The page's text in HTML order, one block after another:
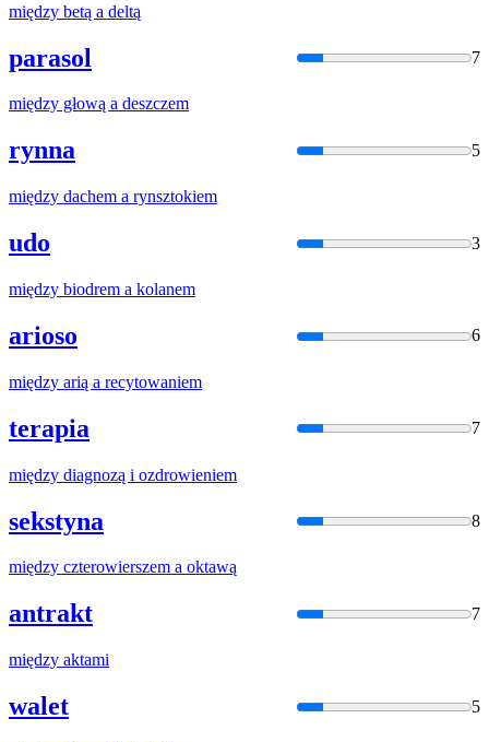
między betą a deltą
parasol 7
między głową a deszczem
rynna 5
między dachem a rynsztokiem
udo 3
między biodrem a kolanem
arioso 6
między arią a recytowaniem
terapia 7
między diagnozą i ozdrowieniem
sekstyna 8
między czterowierszem a oktawą
antrakt 7
między aktami
walet 5